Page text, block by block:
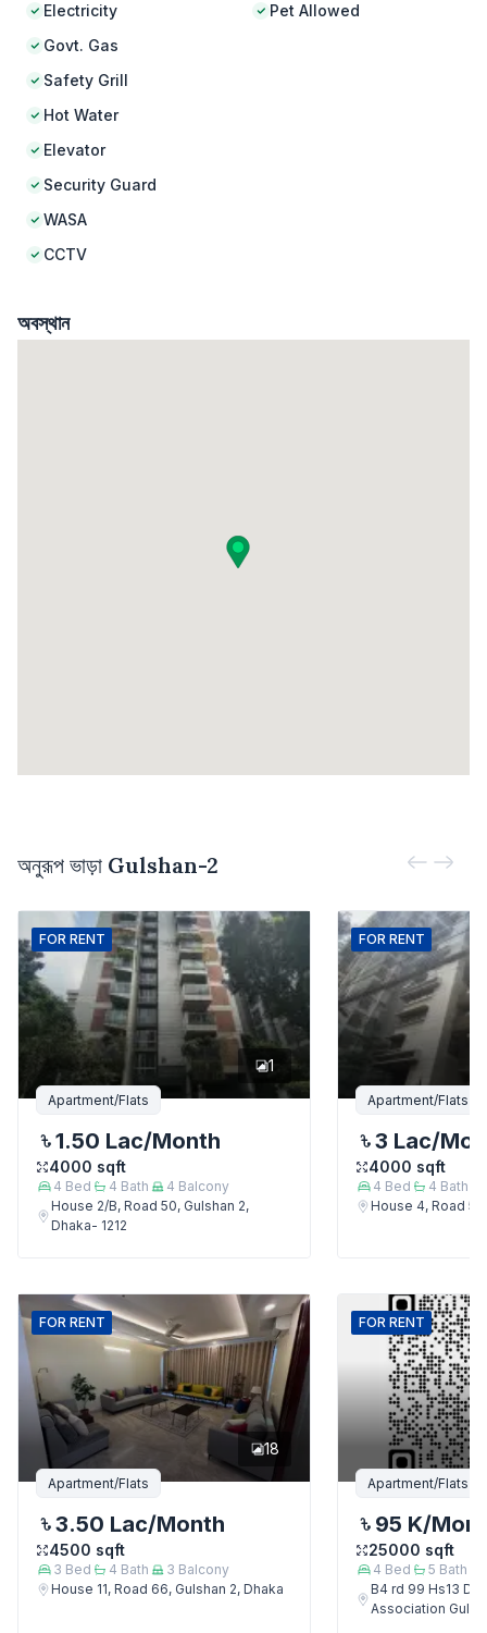
Electricity
Govt. Gas
Safety Grill
Hot Water
Elevator
Security Guard
WASA
CCTV
Pet Allowed
অবস্থান
অনুরূপ ভাড়া Gulshan-2
FOR RENT
1
Apartment/Flats
1.50 Lac/Month
4000 sqft
4 Bed 4 Bath 4 Balcony
House 2/B, Road 50, Gulshan 2,
Dhaka- 1212
FOR RENT
Apartment/Flats
3 Lac/
4000 sqft
4 Bed 4 Bath
House 4, Road
FOR RENT
18
Apartment/Flats
3.50 Lac/Month
4500 sqft
3 Bed 4 Bath 3 Balcony
House 11, Road 66, Gulshan 2, Dhaka
FOR RENT
Apartment/Flats
95 K/
25000 sqft
4 Bed 5 Bath
B4 rd 99 Hs13
Association